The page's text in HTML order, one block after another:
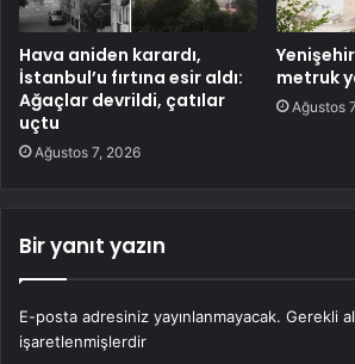
Hava aniden karardı,
İstanbul’u fırtına esir aldı:
Ağaçlar devrildi, çatılar
uçtu
Ağustos 7, 2026
metruk
Ağustos
Bir yanıt yazın
E-posta adresiniz yayınlanmayacak. Gerekli
işaretlenmişlerdir